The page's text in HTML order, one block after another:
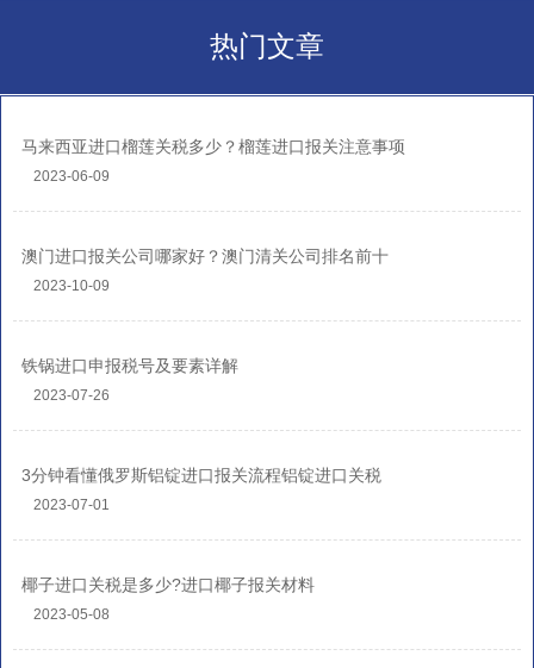
热门文章
马来西亚进口榴莲关税多少？榴莲进口报关注意事项
2023-06-09
澳门进口报关公司哪家好？澳门清关公司排名前十
2023-10-09
铁锅进口申报税号及要素详解
2023-07-26
3分钟看懂俄罗斯铝锭进口报关流程铝锭进口关税
2023-07-01
椰子进口关税是多少?进口椰子报关材料
2023-05-08